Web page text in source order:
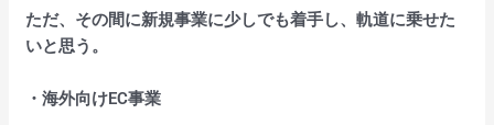
ただ、その間に新規事業に少しでも着手し、軌道に乗せた
いと思う。
・海外向けEC事業